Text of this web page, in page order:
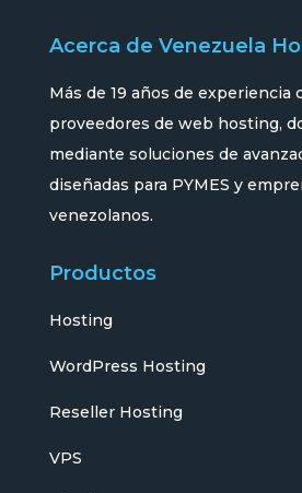
Acerca de Venezuela
Más de 19 años de experiencia
proveedores de web hosting,
mediante soluciones de
diseñadas para PYMES y
venezolanos.
Productos
Hosting
WordPress Hosting
Reseller Hosting
VPS